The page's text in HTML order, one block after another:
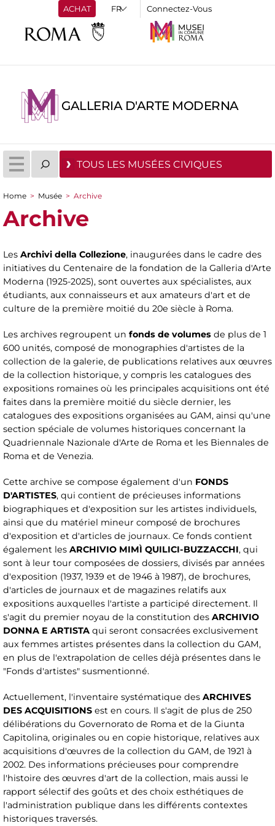
ACHAT Connectez-Vous
GALLERIA D'ARTE MODERNA
TOUS LES MUSÉES CIVIQUES
You are here
Home > Musée > Archive
Archive
Les Archivi della Collezione, inaugurées dans le cadre des
initiatives du Centenaire de la fondation de la Galleria d'Arte
Moderna (1925-2025), sont ouvertes aux spécialistes, aux
étudiants, aux connaisseurs et aux amateurs d'art et de
culture de la première moitié du 20e siècle à Roma.
Les archives regroupent un fonds de volumes de plus de 1
600 unités, composé de monographies d'artistes de la
collection de la galerie, de publications relatives aux œuvres
de la collection historique, y compris les catalogues des
expositions romaines où les principales acquisitions ont été
faites dans la première moitié du siècle dernier, les
catalogues des expositions organisées au GAM, ainsi qu'une
section spéciale de volumes historiques concernant la
Quadriennale Nazionale d'Arte de Roma et les Biennales de
Roma et de Venezia.
Cette archive se compose également d'un FONDS
D'ARTISTES, qui contient de précieuses informations
biographiques et d'exposition sur les artistes individuels,
ainsi que du matériel mineur composé de brochures
d'exposition et d'articles de journaux. Ce fonds contient
également les ARCHIVIO MIMÌ QUILICI-BUZZACCHI, qui
sont à leur tour composées de dossiers, divisés par années
d'exposition (1937, 1939 et de 1946 à 1987), de brochures,
d'articles de journaux et de magazines relatifs aux
expositions auxquelles l'artiste a participé directement. Il
s'agit du premier noyau de la constitution des ARCHIVIO
DONNA E ARTISTA qui seront consacrées exclusivement
aux femmes artistes présentes dans la collection du GAM,
en plus de l'extrapolation de celles déjà présentes dans le
"Fonds d'artistes" susmentionné.
Actuellement, l'inventaire systématique des ARCHIVES
DES ACQUISITIONS est en cours. Il s'agit de plus de 250
délibérations du Governorato de Roma et de la Giunta
Capitolina, originales ou en copie historique, relatives aux
acquisitions d'œuvres de la collection du GAM, de 1921 à
2002. Des informations précieuses pour comprendre
l'histoire des œuvres d'art de la collection, mais aussi le
rapport sélectif des goûts et des choix esthétiques de
l'administration publique dans les différents contextes
historiques traversés.